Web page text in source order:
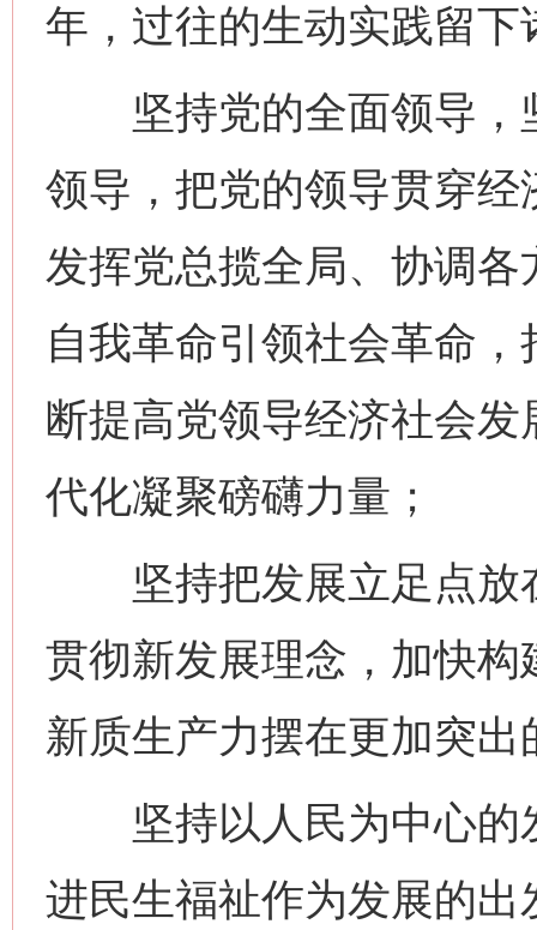
年，过往的生动实践留
坚持党的全面领导，
领导，把党的领导贯穿
发挥党总揽全局、协调
自我革命引领社会革命
断提高党领导经济社会
代化凝聚磅礴力量；
坚持把发展立足点放
贯彻新发展理念，加快
新质生产力摆在更加突出
坚持以人民为中心的
进民生福祉作为发展的